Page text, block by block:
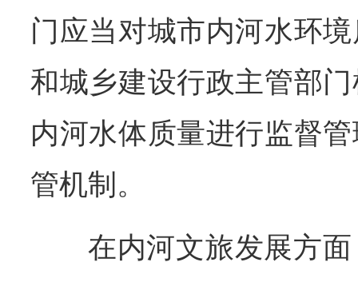
门应当对城市内河水环
和城乡建设行政主管部
内河水体质量进行监督
管机制。
在内河文旅发展方